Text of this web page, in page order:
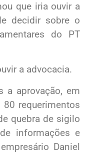
que iria ouvir a
decidir sobre o
do PT
a advocacia.
a aprovação, em
requerimentos
quebra de sigilo
informações e
Daniel